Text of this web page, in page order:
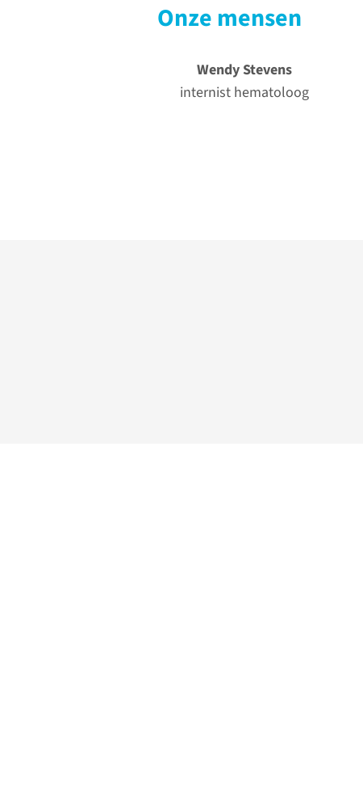
Onze mensen
Wendy Stevens
internist hematoloog